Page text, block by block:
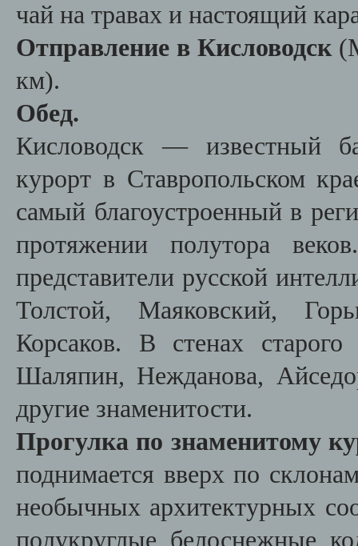
чай на травах и настоящий
Отправление в Кисловодск
км).
Обед.
Кисловодск — известный
курорт в Ставропольском
самый благоустроенный в
протяжении полутора
представители русской
Толстой, Маяковский,
Корсаков. В стенах
Шаляпин, Нежданова,
другие знаменитости.
Прогулка по знаменитому
поднимается вверх по
необычных архитектурных
полукруглые белоснежные